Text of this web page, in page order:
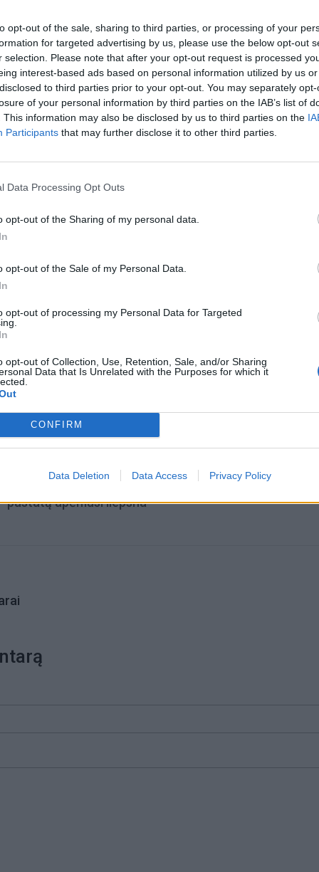
opt-out of the sale, sharing to third parties, or processing of your
for targeted advertising by us, please use the below opt-out
selection. Please note that after your opt-out request is processed
interest-based ads based on personal information utilized by us
to third parties prior to your opt-out. You may separately
of your personal information by third parties on the IAB’s list of
This information may also be disclosed by us to third parties on the
Participants that may further disclose it to other third parties.
Data Processing Opt Outs
opt-out of the Sharing of my personal data.
opt-out of the Sale of my Personal Data.
opt-out of processing my Personal Data for Targeted
opt-out of Collection, Use, Retention, Sale, and/or Sharing
Data that Is Unrelated with the Purposes for which it
CONFIRM
Data Deletion Data Access Privacy Policy
grįžusi Karina
užtenka
Dienos horoskopas 12 Zodiako ženklų: gali būti
nutraukti tai, kas nebeveikia
Taro kortų horoskopas rugpjūčio 7 dienai: Vandeniams
pasirinkimas, Dvyniams – pagreitis
Padegėjas į kiemą tyliai įsliūkino naktį: tamsą nušvietė
pastatą apėmusi liepsna